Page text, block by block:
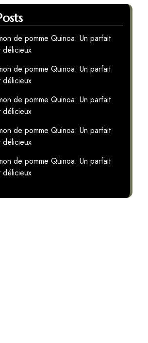
de pomme Quinoa: Un parfait
délicieux
de pomme Quinoa: Un parfait
délicieux
de pomme Quinoa: Un parfait
délicieux
de pomme Quinoa: Un parfait
délicieux
de pomme Quinoa: Un parfait
délicieux